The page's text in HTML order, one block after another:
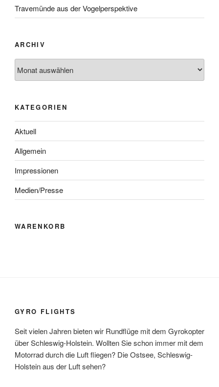
Travemünde aus der Vogelperspektive
ARCHIV
KATEGORIEN
Aktuell
Allgemein
Impressionen
Medien/Presse
WARENKORB
GYRO FLIGHTS
Seit vielen Jahren bieten wir Rundflüge mit dem Gyrokopter
über Schleswig-Holstein. Wollten Sie schon immer mit dem
Motorrad durch die Luft fliegen? Die Ostsee, Schleswig-
Holstein aus der Luft sehen?